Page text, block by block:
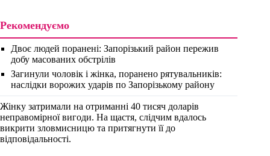
Рекомендуємо
Двоє людей поранені: Запорізький район пережив
добу масованих обстрілів
Загинули чоловік і жінка, поранено рятувальників:
наслідки ворожих ударів по Запорізькому району
Жінку затримали на отриманні 40 тисяч доларів
неправомірної вигоди. На щастя, слідчим вдалось
викрити зловмисницю та притягнути її до
відповідальності.